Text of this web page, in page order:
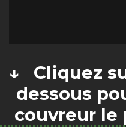
↓ Cliquez
dessous
couvreur